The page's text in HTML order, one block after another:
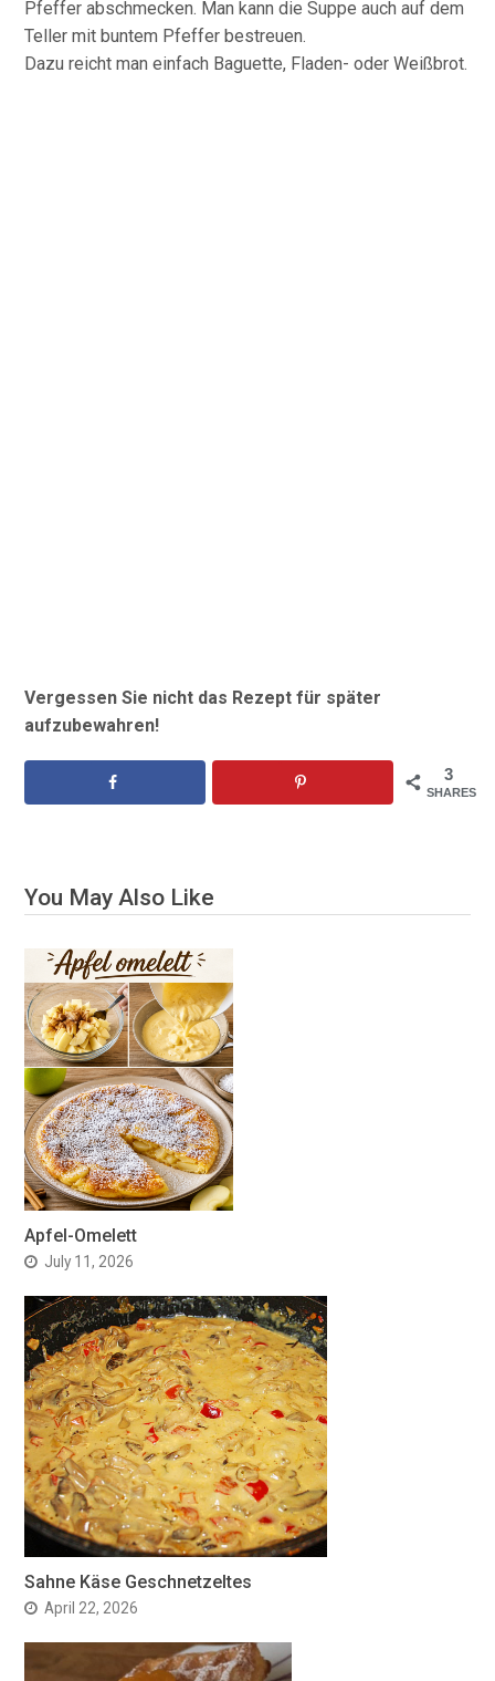
Pfeffer abschmecken. Man kann die Suppe auch auf dem
Teller mit buntem Pfeffer bestreuen.
Dazu reicht man einfach Baguette, Fladen- oder Weißbrot.
Vergessen Sie nicht das Rezept für später
aufzubewahren!
3
SHARES
You May Also Like
Apfel-Omelett
July 11, 2026
Sahne Käse Geschnetzeltes
April 22, 2026